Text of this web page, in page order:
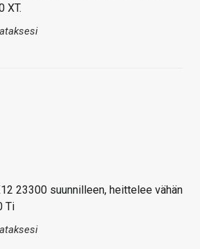
XT.
23300 suunnilleen, heittelee vähän
Ti